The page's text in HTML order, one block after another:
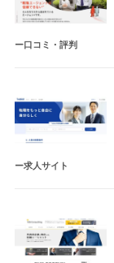
ー口コミ・評判
ー求人サイト